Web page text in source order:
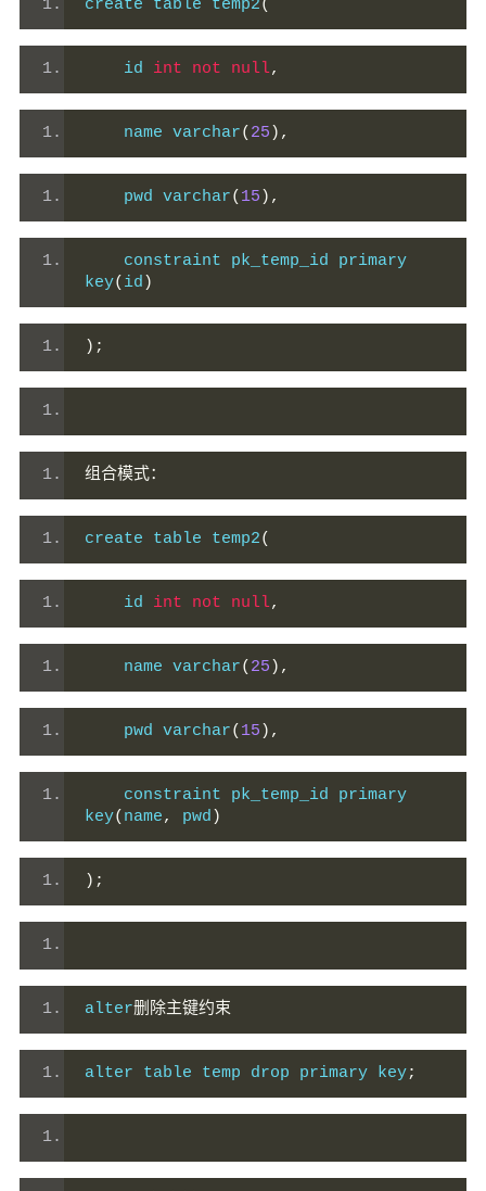
create table temp2(
    id
int not null,
    name varchar
( 25 ),
    pwd varchar
( 15 ),
key( id )
);
组合模式：
create table temp2(
    id
int not null,
    name varchar
( 25 ),
    pwd varchar
( 15 ),
key( name, pwd )
);
alter删除主键约束
alter table temp drop primary key;